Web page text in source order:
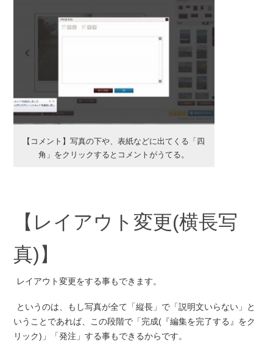
【コメント】写真の下や、表紙などに出てくる「四
角」をクリックするとコメントがうてる。
【レイアウト変更(横長写
真)】
レイアウト変更をする事もできます。
というのは、もし写真が全て「縦長」で「説明文いらない」と
いうことであれば、この段階で「完成(『編集を完了する』をク
リック)」「発注」する事もできるからです。